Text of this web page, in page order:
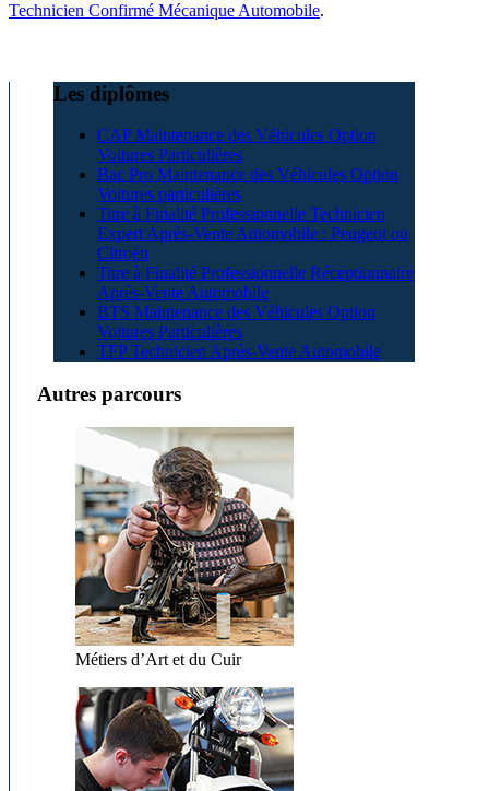
Technicien Confirmé Mécanique Automobile.
Les diplômes
CAP Maintenance des Véhicules Option
Voitures Particulières
Bac Pro Maintenance des Véhicules Option
Voitures particulières
Titre à Finalité Professionnelle Technicien
Expert Après-Vente Automobile : Peugeot ou
Citroën
Titre à Finalité Professionnelle Réceptionnaire
Après-Vente Automobile
BTS Maintenance des Véhicules Option
Voitures Particulières
TFP Technicien Après-Vente Automobile
Autres parcours
Métiers d’Art et du Cuir